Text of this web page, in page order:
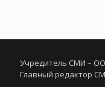
Учредитель СМИ –
Главный редактор